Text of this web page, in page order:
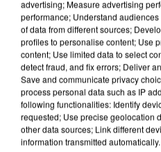
advertising; Measure advertising
performance; Understand
of data from different sources;
profiles to personalise content; Use
content; Use limited data to select
detect fraud, and fix errors; Deliver
Save and communicate privacy
process personal data such as IP
following functionalities: Identify
requested; Use precise geolocation
other data sources; Link different
information transmitted automatically.